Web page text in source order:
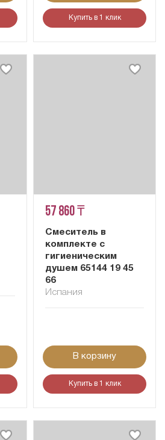
Купить в 1 клик
57 860 ₸
Смеситель в
комплекте с
гигиеническим
душем 65144 19 45
66
Испания
В корзину
Купить в 1 клик